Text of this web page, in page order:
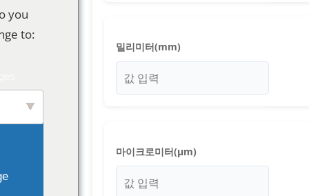
you
to:
밀리미터(mm)
마이크로미터(μm)